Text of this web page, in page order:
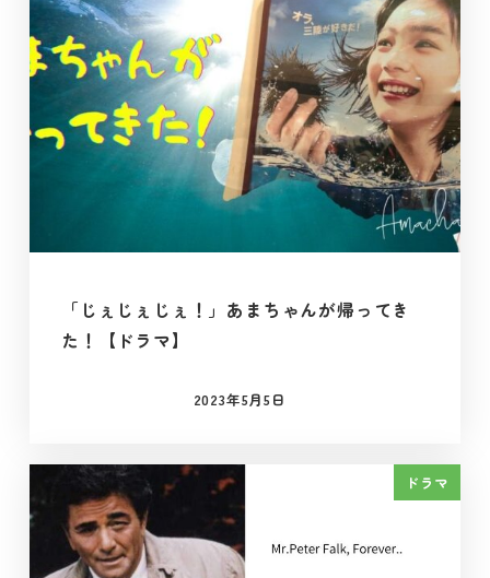
「じぇじぇじぇ！」あまちゃんが帰ってき
た！【ドラマ】
投稿日
2023年5月5日
ドラマ